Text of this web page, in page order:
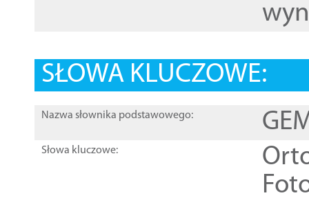
SŁOWA KLUCZOWE:
Nazwa słownika podstawowego:
Słowa kluczowe: